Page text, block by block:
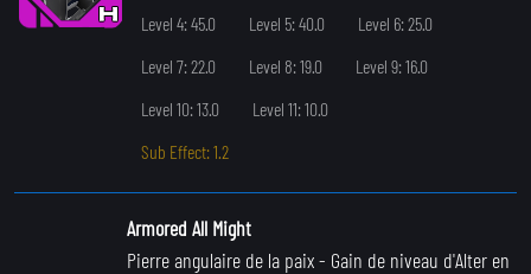
Level 4: 45.0
Level 5: 40.0
Level 6: 25.0
Level 7: 22.0
Level 8: 19.0
Level 9: 16.0
Level 10: 13.0
Level 11: 10.0
Sub Effect: 1.2
Armored All Might
Pierre angulaire de la paix- Gain de niveau d'Alter en